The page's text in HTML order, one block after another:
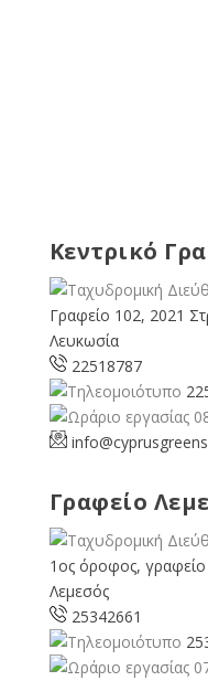
Κεντρικό
Γραφείο 102, 2021
Λευκωσία
22518787
Γραφείο
1ος όροφος,
Λεμεσός
25342661